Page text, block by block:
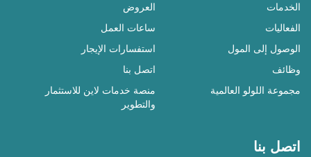
الخدمات
العروض
الفعاليات
ساعات العمل
الوصول إلى المول
استفسارات الإيجار
وظائف
اتصل بنا
مجموعة اللولو العالمية
منصة خدمات لاين للاستثمار
والتطوير
اتصل بنا